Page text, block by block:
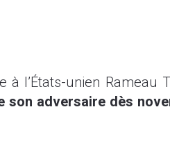
l’États-unien Rameau
son adversaire dès